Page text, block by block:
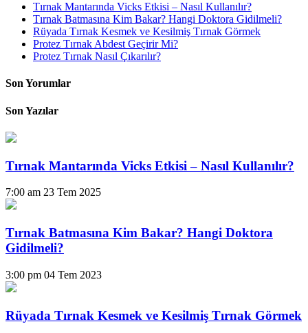
Tırnak Mantarında Vicks Etkisi – Nasıl Kullanılır?
Tırnak Batmasına Kim Bakar? Hangi Doktora Gidilmeli?
Rüyada Tırnak Kesmek ve Kesilmiş Tırnak Görmek
Protez Tırnak Abdest Geçirir Mi?
Protez Tırnak Nasıl Çıkarılır?
Son Yorumlar
Son Yazılar
Tırnak Mantarında Vicks Etkisi – Nasıl Kullanılır?
7:00 am 23 Tem 2025
Tırnak Batmasına Kim Bakar? Hangi Doktora
Gidilmeli?
3:00 pm 04 Tem 2023
Rüyada Tırnak Kesmek ve Kesilmiş Tırnak Görmek